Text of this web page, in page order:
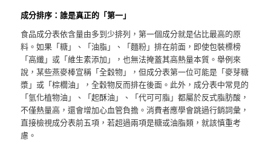
成分排序：誰是真正的「第一」
食品成分表依含量由多到少排列，第一個成分就是佔比最高的原
料。如果「糖」、「油脂」、「麵粉」排在前面，即使包裝標榜
「高纖」或「維生素添加」，也無法掩蓋其高熱量本質。舉例來
說，某些燕麥棒宣稱「全穀物」，但成分表第一位可能是「麥芽糖
漿」或「棕櫚油」，全穀物反而排在後面。此外，成分表中常見的
「氫化植物油」、「起酥油」、「代可可脂」都屬於反式脂肪酸，
不僅熱量高，還會增加心血管負擔。消費者應學會跳過行銷詞彙，
直接檢視成分表前五項，若超過兩項是糖或油脂類，就該慎重考
慮。